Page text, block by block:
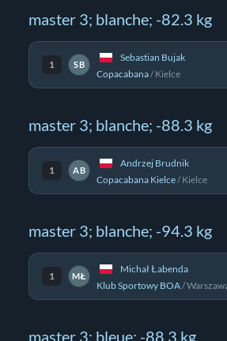
master 3; blanche; -82.3 kg
1 SB
Sebastian Bujak
Copacabana/Kielce
master 3; blanche; -88.3 kg
1 AB
Andrzej Brudnik
Copacabana Kielce/Kielce
master 3; blanche; -94.3 kg
1 MŁ
Michał Łabenda
Klub Sportowy BOA/
master 3; bleue; -88.3 kg